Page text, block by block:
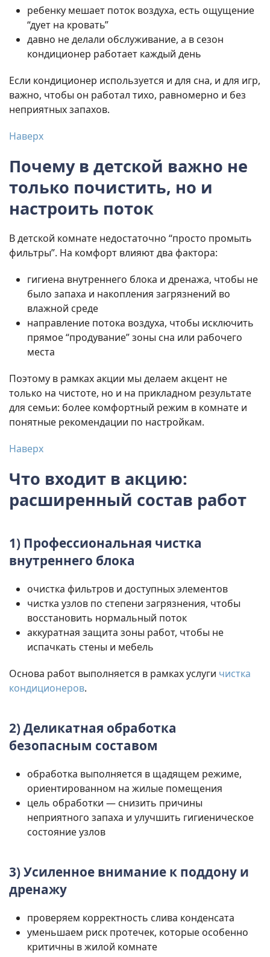
ребенку мешает поток воздуха, есть ощущение
“дует на кровать”
давно не делали обслуживание, а в сезон
кондиционер работает каждый день
Если кондиционер используется и для сна, и для игр,
важно, чтобы он работал тихо, равномерно и без
неприятных запахов.
Наверх
Почему в детской важно не
только почистить, но и
настроить поток
В детской комнате недостаточно “просто промыть
фильтры”. На комфорт влияют два фактора:
гигиена внутреннего блока и дренажа, чтобы не
было запаха и накопления загрязнений во
влажной среде
направление потока воздуха, чтобы исключить
прямое “продувание” зоны сна или рабочего
места
Поэтому в рамках акции мы делаем акцент не
только на чистоте, но и на прикладном результате
для семьи: более комфортный режим в комнате и
понятные рекомендации по настройкам.
Наверх
Что входит в акцию:
расширенный состав работ
1) Профессиональная чистка
внутреннего блока
очистка фильтров и доступных элементов
чистка узлов по степени загрязнения, чтобы
восстановить нормальный поток
аккуратная защита зоны работ, чтобы не
испачкать стены и мебель
Основа работ выполняется в рамках услуги чистка
кондиционеров.
2) Деликатная обработка
безопасным составом
обработка выполняется в щадящем режиме,
ориентированном на жилые помещения
цель обработки — снизить причины
неприятного запаха и улучшить гигиеническое
состояние узлов
3) Усиленное внимание к поддону и
дренажу
проверяем корректность слива конденсата
уменьшаем риск протечек, которые особенно
критичны в жилой комнате